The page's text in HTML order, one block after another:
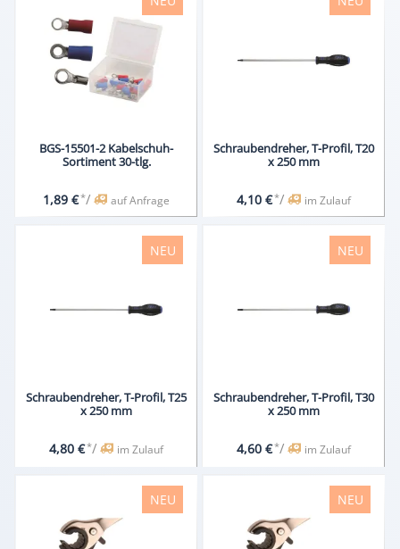
BGS-15501-2 Kabelschuh-
Sortiment 30-tlg.
1,89 €*/ auf Anfrage
Schraubendreher, T-Profil, T20
x 250 mm
4,10 €*/ im Zulauf
Schraubendreher, T-Profil, T25
x 250 mm
4,80 €*/ im Zulauf
NEU
Schraubendreher, T-Profil, T30
x 250 mm
4,60 €*/ im Zulauf
NEU
NEU NEU